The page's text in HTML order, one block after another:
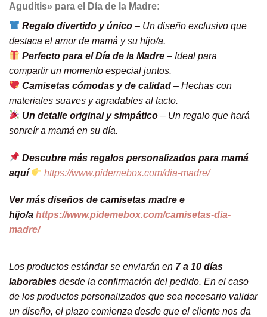
Aguditis» para el Día de la Madre:
Regalo divertido y único – Un diseño exclusivo que
destaca el amor de mamá y su hijo/a.
Perfecto para el Día de la Madre – Ideal para
compartir un momento especial juntos.
Camisetas cómodas y de calidad – Hechas con
materiales suaves y agradables al tacto.
Un detalle original y simpático – Un regalo que hará
sonreír a mamá en su día.
Descubre más regalos personalizados para mamá
aquí
https://www.pidemebox.com/dia-madre/
Ver más diseños de camisetas madre e
hijo/a https://www.pidemebox.com/camisetas-dia-
madre/
Los productos estándar se enviarán en 7 a 10 días
laborables desde la confirmación del pedido. En el caso
de los productos personalizados que sea necesario validar
un diseño, el plazo comienza desde que el cliente nos da